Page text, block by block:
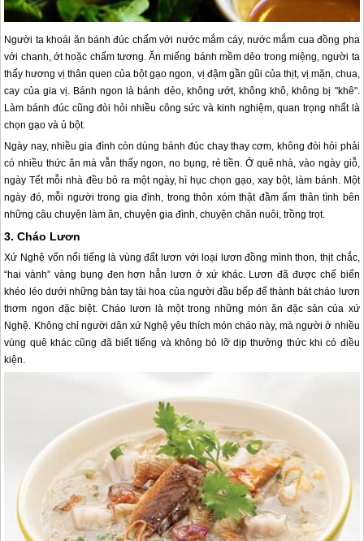
Người ta khoái ăn bánh đúc chấm với nước mắm cáy, nước mắm cua đồng pha
với chanh, ớt hoặc chấm tương. Ăn miếng bánh mềm dẻo trong miệng, người ta
thấy hương vị thân quen của bột gạo ngon, vị đậm gần gũi của thịt, vị mặn, chua,
cay của gia vị. Bánh ngon là bánh dẻo, không ướt, không khô, không bị "khê".
Làm bánh đúc cũng đòi hỏi nhiều công sức và kinh nghiệm, quan trọng nhất là
chọn gạo và ủ bột.
Ngày nay, nhiều gia đình còn dùng bánh đúc chay thay cơm, không đòi hỏi phải
có nhiều thức ăn mà vẫn thấy ngon, no bụng, rẻ tiền. Ở quê nhà, vào ngày giỗ,
ngày Tết mỗi nhà đều bỏ ra một ngày, hì hục chọn gạo, xay bột, làm bánh. Một
ngày đó, mỗi người trong gia đình, trong thôn xóm thật đầm ấm thân tình bên
những câu chuyện làm ăn, chuyện gia đình, chuyện chăn nuôi, trồng trọt.
3. Cháo Lươn
Xứ Nghệ vốn nổi tiếng là vùng đất lươn với loại lươn đồng mình thon, thịt chắc,
“hai vành” vàng bụng đen hơn hẳn lươn ở xứ khác. Lươn đã được chế biến
khéo léo dưới những bàn tay tài hoa của người đầu bếp để thành bát cháo lươn
thơm ngon đặc biệt. Cháo lươn là một trong những món ăn đặc sản của xứ
Nghệ. Không chỉ người dân xứ Nghệ yêu thích món cháo này, mà người ở nhiều
vùng quê khác cũng đã biết tiếng và không bỏ lỡ dịp thưởng thức khi có điều
kiện.